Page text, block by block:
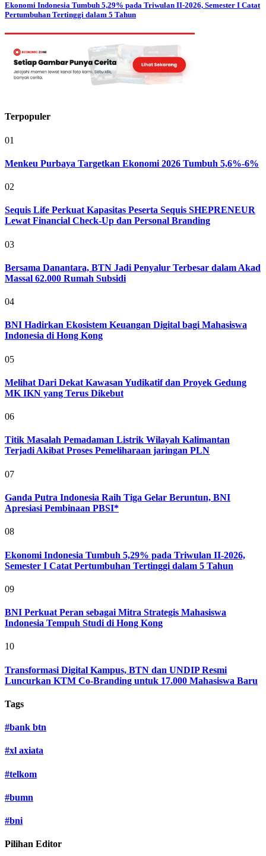
Ekonomi Indonesia Tumbuh 5,29% pada Triwulan II-2026, Semester I Catat
Pertumbuhan Tertinggi dalam 5 Tahun
Terpopuler
01
Menkeu Purbaya Targetkan Ekonomi 2026 Tumbuh 5,6%-6%
02
Sequis Life Perkuat Kapasitas Peserta Sequis SHEPRENEUR
Lewat Financial Check-Up dan Personal Branding
03
Bersama Danantara, BTN Jadi Penyalur Terbesar dalam Akad
Massal 62.000 Rumah Subsidi
04
BNI Hadirkan Ekosistem Keuangan Digital bagi Mahasiswa
Indonesia di Hong Kong
05
Melihat Dari Dekat Kawasan Yudikatif dan Proyek Gedung
MK IKN yang Terus Dikebut
06
Titik Masalah Pemadaman Listrik Wilayah Kalimantan
Terjadi Akibat Proses Pemeliharaan jaringan PLN
07
Ganda Putra Indonesia Raih Tiga Gelar Beruntun, BNI
Apresiasi Pembinaan PBSI*
08
Ekonomi Indonesia Tumbuh 5,29% pada Triwulan II-2026,
Semester I Catat Pertumbuhan Tertinggi dalam 5 Tahun
09
BNI Perkuat Peran sebagai Mitra Strategis Mahasiswa
Indonesia Tempuh Studi di Hong Kong
10
Transformasi Digital Kampus, BTN dan UNDIP Resmi
Luncurkan KTM Co-Branding untuk 17.000 Mahasiswa Baru
Tags
#bank btn
#xl axiata
#telkom
#bumn
#bni
Pilihan Editor